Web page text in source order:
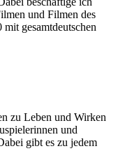
und Filmen des
gesamtdeutschen
zu Leben und Wirken
und
gibt es zu jedem